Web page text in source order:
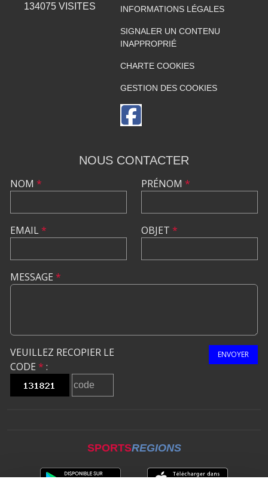
134075 VISITES INFORMATIONS LÉGALES
SIGNALER UN CONTENU
INAPPROPRIÉ
CHARTE COOKIES
GESTION DES COOKIES
NOUS CONTACTER
NOM *
EMAIL*
PRÉNOM *
OBJET *
MESSAGE *
VEUILLEZ RECOPIER LE
CODE * :
ENVOYER
SPORTSREGIONS